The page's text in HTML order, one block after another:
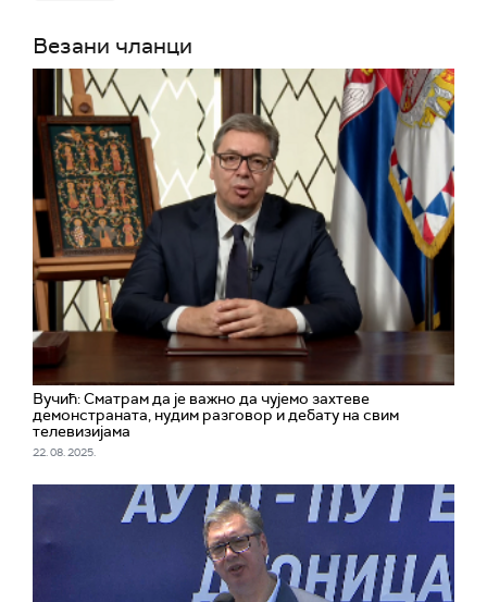
Везани чланци
Вучић: Сматрам да је важно да чујемо захтеве
демонстраната, нудим разговор и дебату на свим
телевизијама
22. 08. 2025.